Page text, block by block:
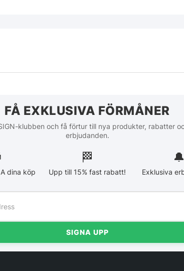
FÅ EXKLUSIVA FÖRMÅNER
klubben och få förtur till nya produkter, rabatter
erbjudanden.
dina köp
🏁︎
Upp till 15% fast rabatt!
🔔
Exklusiva
SIGNA UPP